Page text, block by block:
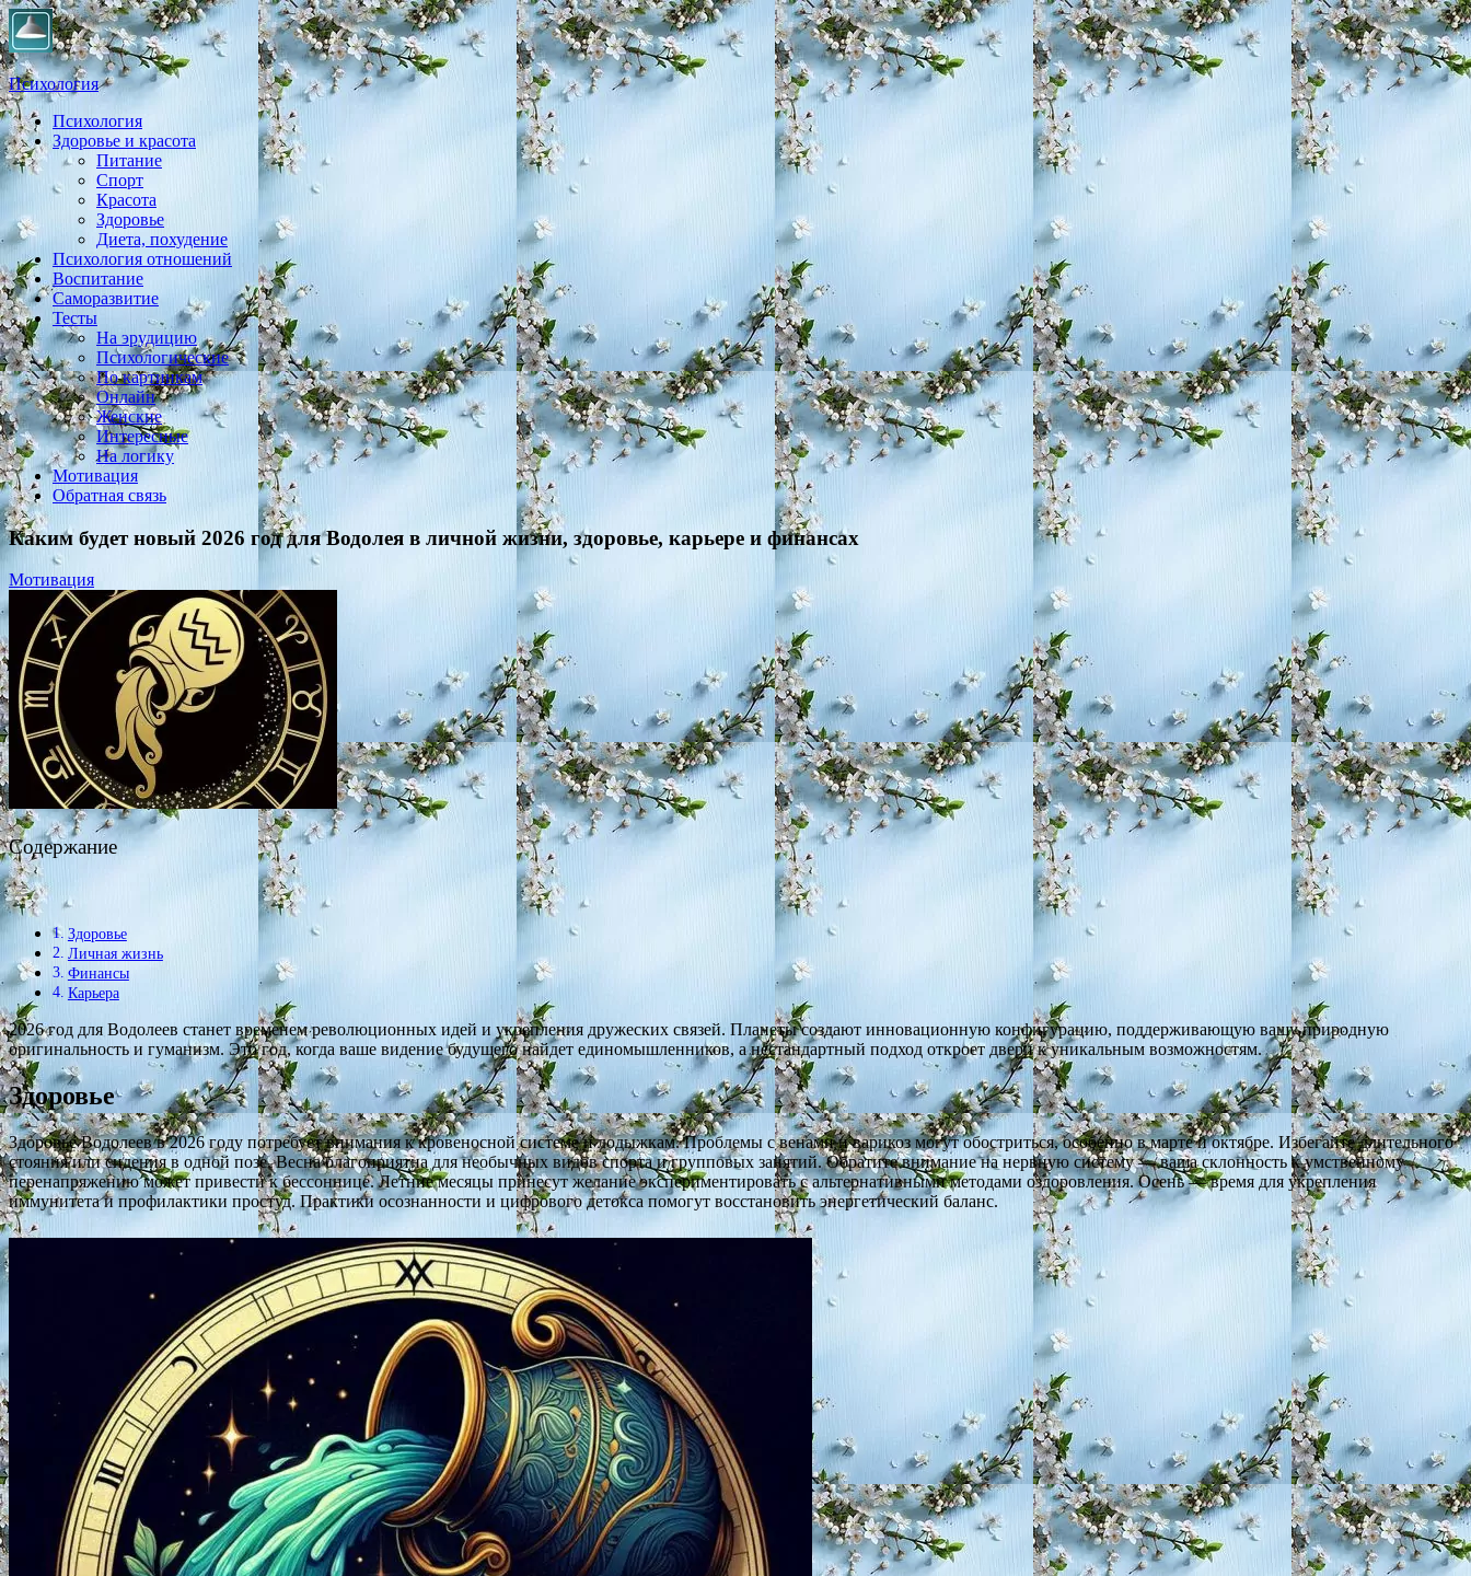
Психология
Практическая психология, личностный рост, экология, здоровье, воспитание,
Психология
Здоровье и красота
Питание
Спорт
Красота
Здоровье
Диета, похудение
Психология отношений
Воспитание
Саморазвитие
Тесты
На эрудицию
Психологические
По картинкам
Онлайн
Женские
Интересные
На логику
Мотивация
Обратная связь
Каким будет новый 2026 год для Водолея в личной жизни, здоровье, карьере и финансах
Мотивация
Содержание
Здоровье
Личная жизнь
Финансы
Карьера
2026 год для Водолеев станет временем революционных идей и укрепления дружеских связей. Планеты создают инновационную конфигурацию, поддерживающую вашу природную
оригинальность и гуманизм. Это год, когда ваше видение будущего найдет единомышленников, а нестандартный подход откроет двери к уникальным возможностям.
Здоровье
Здоровье Водолеев в 2026 году потребует внимания к кровеносной системе и лодыжкам. Проблемы с венами и варикоз могут обостриться, особенно в марте и октябре. Избегайте длительного
стояния или сидения в одной позе. Весна благоприятна для необычных видов спорта и групповых занятий. Обратите внимание на нервную систему — ваша склонность к умственному
перенапряжению может привести к бессоннице. Летние месяцы принесут желание экспериментировать с альтернативными методами оздоровления. Осень — время для укрепления
иммунитета и профилактики простуд. Практики осознанности и цифрового детокса помогут восстановить энергетический баланс.